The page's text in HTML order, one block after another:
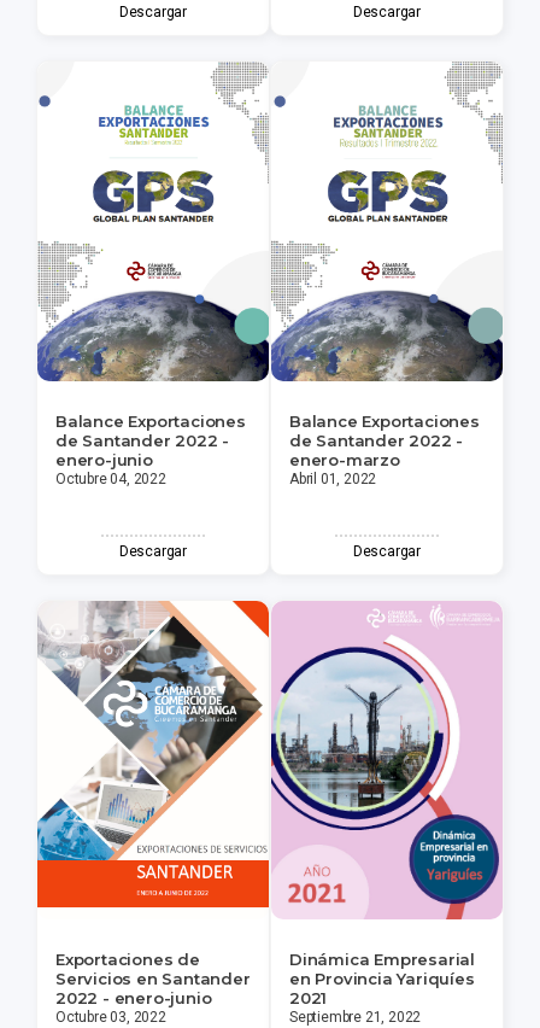
Descargar Descargar
Balance Exportaciones
de Santander 2022 -
enero-junio
Octubre 04, 2022
Descargar
Balance Exportaciones
de Santander 2022 -
enero-marzo
Abril 01, 2022
Descargar
Exportaciones de
Servicios en Santander
2022 - enero-junio
Octubre 03, 2022
Dinámica Empresarial
en Provincia Yariquíes
2021
Septiembre 21, 2022